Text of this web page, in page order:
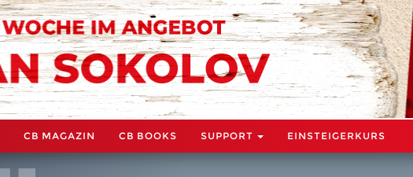
CB MAGAZIN CB BOOKS SUPPORT EINSTEIGERKURS